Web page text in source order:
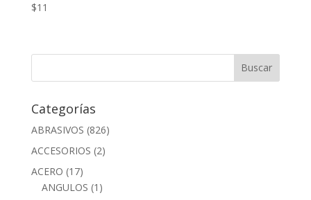
$11
Categorías
ABRASIVOS (826)
ACCESORIOS (2)
ACERO (17)
ANGULOS (1)